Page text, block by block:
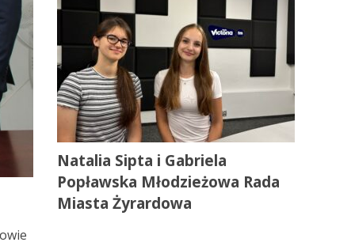
Natalia Sipta i Gabriela
Popławska Młodzieżowa Rada
Miasta Żyrardowa